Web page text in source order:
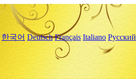
한국어 Deutsch Français Italiano Русский